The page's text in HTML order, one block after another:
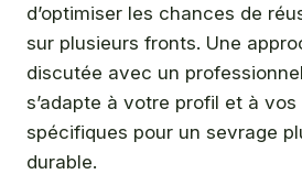
d’optimiser les chances de
sur plusieurs fronts. Une
discutée avec un
s’adapte à votre profil et à vos
spécifiques pour un sevrage
durable.